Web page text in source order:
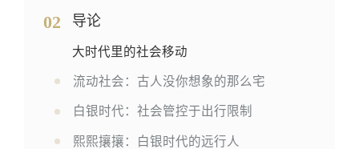
02 导论
大时代里的社会移动
流动社会：古人没你想象的那么宅
白银时代：社会管控于出行限制
熙熙攘攘：白银时代的远行人